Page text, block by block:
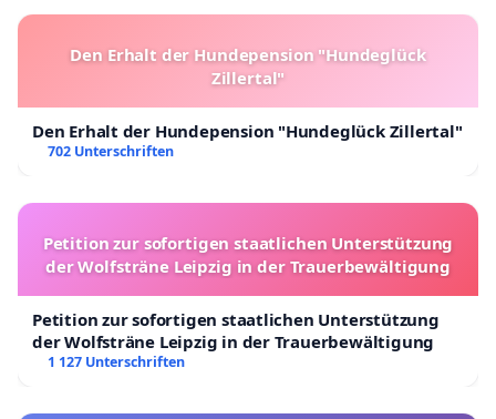
Den Erhalt der Hundepension "Hundeglück
Zillertal"
Den Erhalt der Hundepension "Hundeglück Zillertal"
702 Unterschriften
Petition zur sofortigen staatlichen Unterstützung
der Wolfsträne Leipzig in der Trauerbewältigung
Petition zur sofortigen staatlichen Unterstützung
der Wolfsträne Leipzig in der Trauerbewältigung
1 127 Unterschriften